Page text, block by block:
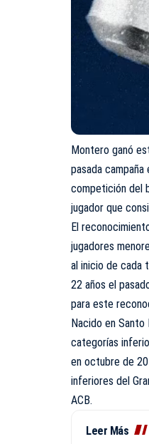
Montero ganó
pasada campaña
competición del
jugador que
El
jugadores
al inicio de cada
22 años el
para este
Nacido en Santo
categorías
en octubre de
inferiores del
ACB.
Leer Más